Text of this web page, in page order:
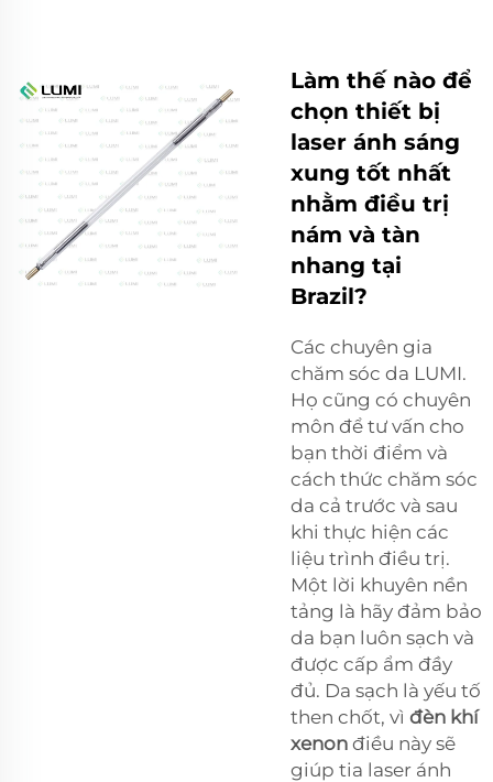
Làm thế nào để
chọn thiết bị
laser ánh sáng
xung tốt nhất
nhằm điều trị
nám và tàn
nhang tại
Brazil?
Các chuyên gia
chăm sóc da LUMI.
Họ cũng có chuyên
môn để tư vấn cho
bạn thời điểm và
cách thức chăm sóc
da cả trước và sau
khi thực hiện các
liệu trình điều trị.
Một lời khuyên nền
tảng là hãy đảm bảo
da bạn luôn sạch và
được cấp ẩm đầy
đủ. Da sạch là yếu tố
then chốt, vì đèn khí
xenon điều này sẽ
giúp tia laser ánh